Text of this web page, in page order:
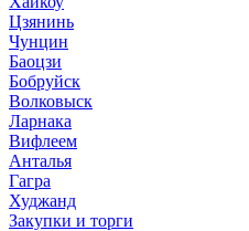
Цзянинь
Чунцин
Баоцзи
Бобруйск
Волковыск
Ларнака
Вифлеем
Анталья
Гагра
Худжанд
Закупки и торги